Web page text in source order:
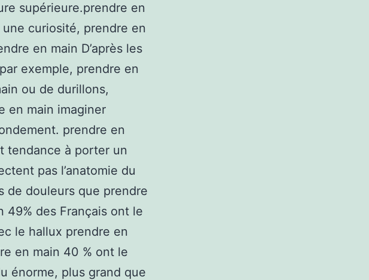
supérieure.prendre en
une curiosité, prendre en
en main D’après les
exemple, prendre en
ou de durillons,
en main imaginer
prendre en
tendance à porter un
pas l’anatomie du
de douleurs que prendre
49% des Français ont le
le hallux prendre en
en main 40 % ont le
énorme, plus grand que